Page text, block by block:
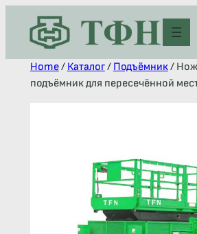
Home/ Каталог/ Подъёмник/
подъёмник для пересечённой